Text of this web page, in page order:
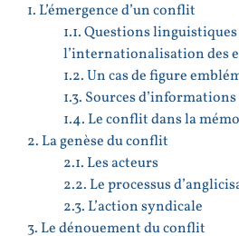
1. L’émergence d’un conflit
1.1. Questions
l’internationalisation des
1.2. Un cas de figure
1.3. Sources d’informations
1.4. Le conflit dans la
2. La genèse du conflit
2.1. Les acteurs
2.2. Le processus
2.3. L’action syndicale
3. Le dénouement du conflit